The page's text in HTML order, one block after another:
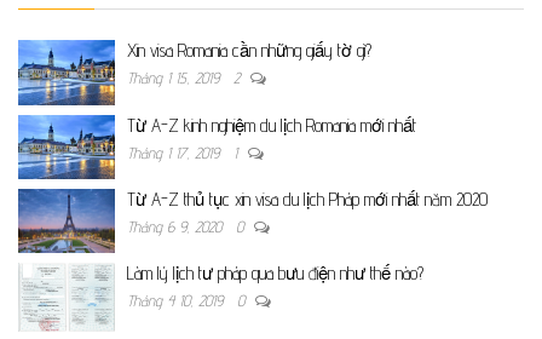
Xin visa Romania cần những giấy tờ gì?
Tháng 1 15, 2019 2
Từ A-Z kinh nghiệm du lịch Romania mới nhất
Tháng 1 17, 2019 1
Từ A-Z thủ tục xin visa du lịch Pháp mới nhất năm 2020
Tháng 6 9, 2020 0
Làm lý lịch tư pháp qua bưu điện như thế nào?
Tháng 4 10, 2019 0